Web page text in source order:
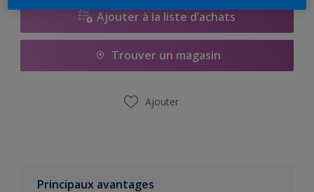
Ajouter à la liste d’achats
Trouver un magasin
Ajouter
Principaux avantages